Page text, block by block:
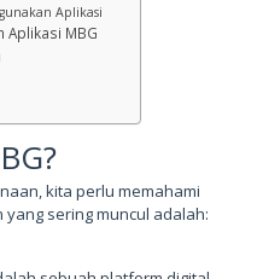
Aplikasi
Aplikasi MBG
kita perlu memahami
sering muncul adalah: